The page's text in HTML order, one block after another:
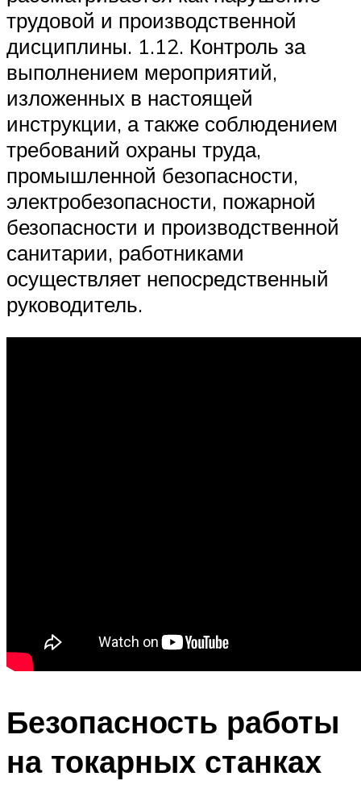
трудовой и производственной
дисциплины. 1.12. Контроль за
выполнением мероприятий,
изложенных в настоящей
инструкции, а также соблюдением
требований охраны труда,
промышленной безопасности,
электробезопасности, пожарной
безопасности и производственной
санитарии, работниками
осуществляет непосредственный
руководитель.
Безопасность работы
на токарных станках